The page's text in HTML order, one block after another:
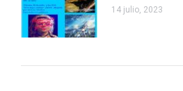
14 julio, 2023